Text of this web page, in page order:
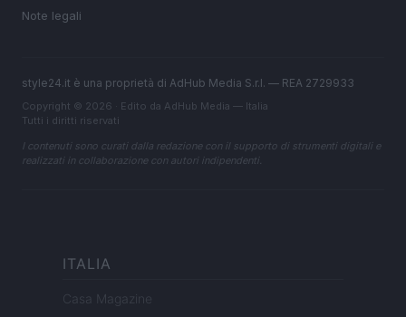
Note legali
style24.it è una proprietà di AdHub Media S.r.l. — REA 2729933
Copyright © 2026 · Edito da AdHub Media — Italia
Tutti i diritti riservati
I contenuti sono curati dalla redazione con il supporto di strumenti digitali e
realizzati in collaborazione con autori indipendenti.
ITALIA
Casa Magazine